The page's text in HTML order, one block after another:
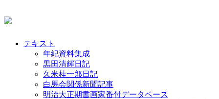
テキスト
年紀資料集成
黒田清輝日記
久米桂一郎日記
白馬会関係新聞記事
明治大正期書画家番付データベース